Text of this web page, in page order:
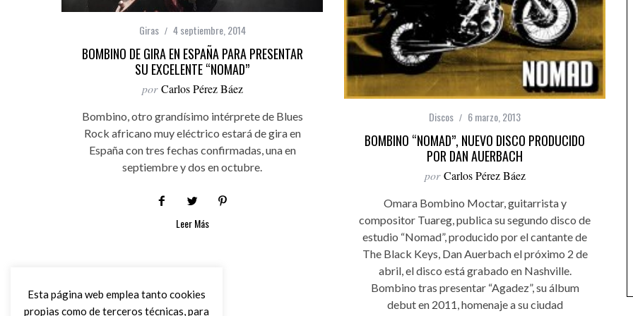
Giras 4 septiembre, 2014
BOMBINO DE GIRA EN ESPAÑA PARA PRESENTAR
SU EXCELENTE “NOMAD”
por Carlos Pérez Báez
Bombino, otro grandísimo intérprete de Blues
Rock africano muy eléctrico estará de gira en
España con tres fechas confirmadas, una en
septiembre y dos en octubre.
Leer Más
Discos 6 marzo, 2013
BOMBINO “NOMAD”, NUEVO DISCO PRODUCIDO
POR DAN AUERBACH
por Carlos Pérez Báez
Omara Bombino Moctar, guitarrista y
compositor Tuareg, publica su segundo disco de
estudio “Nomad”, producido por el cantante de
The Black Keys, Dan Auerbach el próximo 2 de
abril, el disco está grabado en Nashville.
Bombino tras presentar “Agadez”, su álbum
debut en 2011, homenaje a su ciudad
Esta página web emplea tanto cookies
propias como de terceros técnicas, para